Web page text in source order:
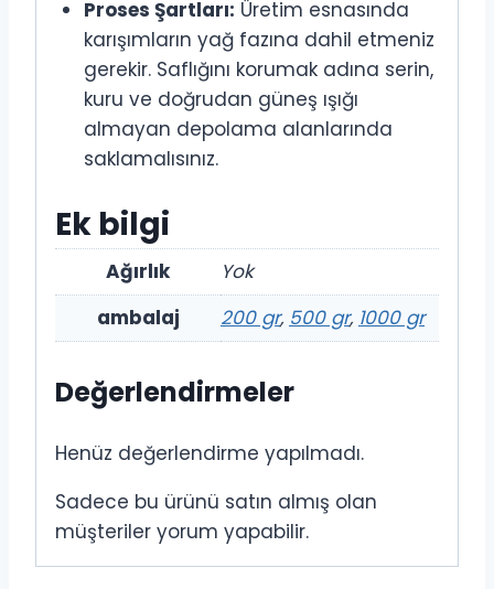
Proses Şartları: Üretim esnasında
karışımların yağ fazına dahil etmeniz
gerekir. Saflığını korumak adına serin,
kuru ve doğrudan güneş ışığı
almayan depolama alanlarında
saklamalısınız.
Ek bilgi
Ağırlık
Yok
ambalaj
200 gr, 500 gr, 1000 gr
Değerlendirmeler
Henüz değerlendirme yapılmadı.
Sadece bu ürünü satın almış olan
müşteriler yorum yapabilir.